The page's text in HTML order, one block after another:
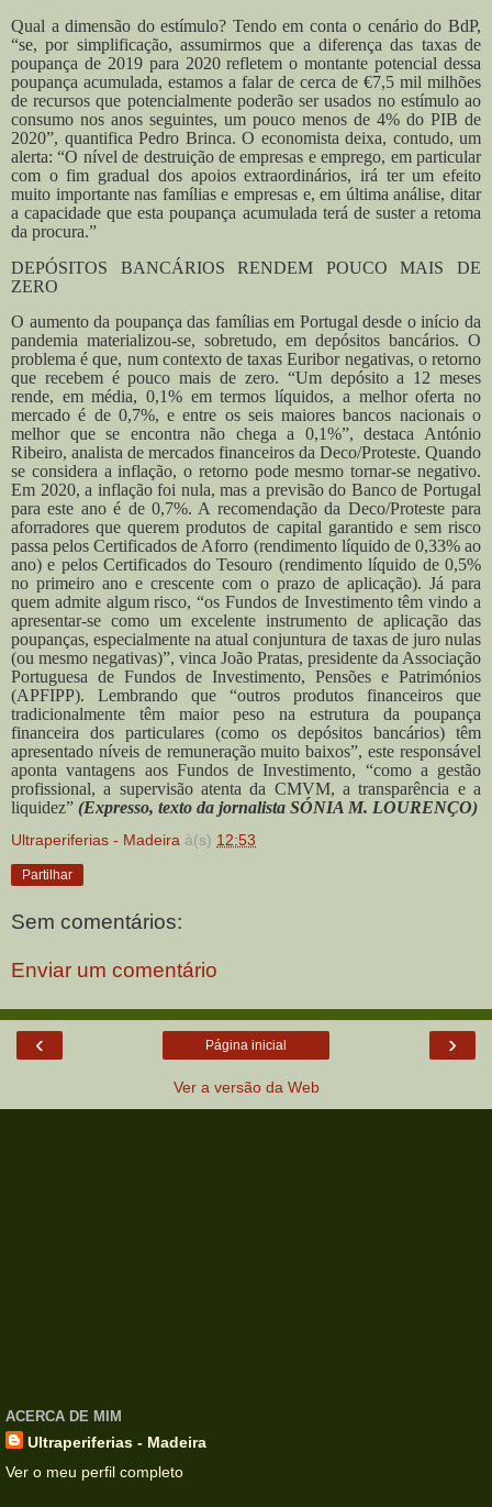
Qual a dimensão do estímulo? Tendo em conta o cenário do BdP,
“se, por simplificação, assumirmos que a diferença das taxas de
poupança de 2019 para 2020 refletem o montante potencial dessa
poupança acumulada, estamos a falar de cerca de €7,5 mil milhões
de recursos que potencialmente poderão ser usados no estímulo ao
consumo nos anos seguintes, um pouco menos de 4% do PIB de
2020”, quantifica Pedro Brinca. O economista deixa, contudo, um
alerta: “O nível de destruição de empresas e emprego, em particular
com o fim gradual dos apoios extraordinários, irá ter um efeito
muito importante nas famílias e empresas e, em última análise, ditar
a capacidade que esta poupança acumulada terá de suster a retoma
da procura.”
DEPÓSITOS BANCÁRIOS RENDEM POUCO MAIS DE
ZERO
O aumento da poupança das famílias em Portugal desde o início da
pandemia materializou-se, sobretudo, em depósitos bancários. O
problema é que, num contexto de taxas Euribor negativas, o retorno
que recebem é pouco mais de zero. “Um depósito a 12 meses
rende, em média, 0,1% em termos líquidos, a melhor oferta no
mercado é de 0,7%, e entre os seis maiores bancos nacionais o
melhor que se encontra não chega a 0,1%”, destaca António
Ribeiro, analista de mercados financeiros da Deco/Proteste. Quando
se considera a inflação, o retorno pode mesmo tornar-se negativo.
Em 2020, a inflação foi nula, mas a previsão do Banco de Portugal
para este ano é de 0,7%. A recomendação da Deco/Proteste para
aforradores que querem produtos de capital garantido e sem risco
passa pelos Certificados de Aforro (rendimento líquido de 0,33% ao
ano) e pelos Certificados do Tesouro (rendimento líquido de 0,5%
no primeiro ano e crescente com o prazo de aplicação). Já para
quem admite algum risco, “os Fundos de Investimento têm vindo a
apresentar-se como um excelente instrumento de aplicação das
poupanças, especialmente na atual conjuntura de taxas de juro nulas
(ou mesmo negativas)”, vinca João Pratas, presidente da Associação
Portuguesa de Fundos de Investimento, Pensões e Patrimónios
(APFIPP). Lembrando que “outros produtos financeiros que
tradicionalmente têm maior peso na estrutura da poupança
financeira dos particulares (como os depósitos bancários) têm
apresentado níveis de remuneração muito baixos”, este responsável
aponta vantagens aos Fundos de Investimento, “como a gestão
profissional, a supervisão atenta da CMVM, a transparência e a
liquidez” (Expresso, texto da jornalista SÓNIA M. LOURENÇO)
Ultraperiferias - Madeira à(s) 12:53
Partilhar
Sem comentários:
Enviar um comentário
‹ ›
Página inicial
Ver a versão da Web
ACERCA DE MIM
Ultraperiferias - Madeira
Ver o meu perfil completo